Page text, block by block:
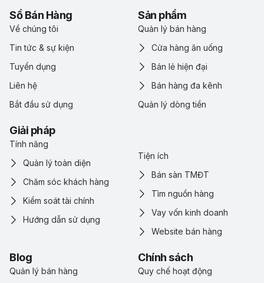
Sổ Bán Hàng
Về chúng tôi
Tin tức & sự kiện
Tuyển dụng
Liên hệ
Bắt đầu sử dụng
Sản phẩm
Quản lý bán hàng
Cửa hàng ăn uống
Bán lẻ hiện đại
Bán hàng đa kênh
Quản lý dòng tiền
Giải pháp
Tính năng
Quản lý toàn diện
Chăm sóc khách hàng
Kiểm soát tài chính
Hướng dẫn sử dụng
Tiện ích
Bán sàn TMĐT
Tìm nguồn hàng
Vay vốn kinh doanh
Website bán hàng
Blog
Quản lý bán hàng
Chính sách
Quy chế hoạt động